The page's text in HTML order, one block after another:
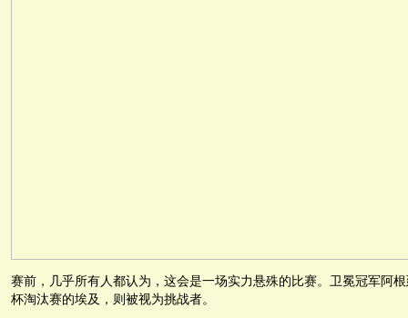
赛前，几乎所有人都认为，这会是一场实力悬殊的比赛。卫冕冠军阿
杯淘汰赛的埃及，则被视为挑战者。